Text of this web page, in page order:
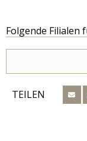
Folgende Filialen
TEILEN